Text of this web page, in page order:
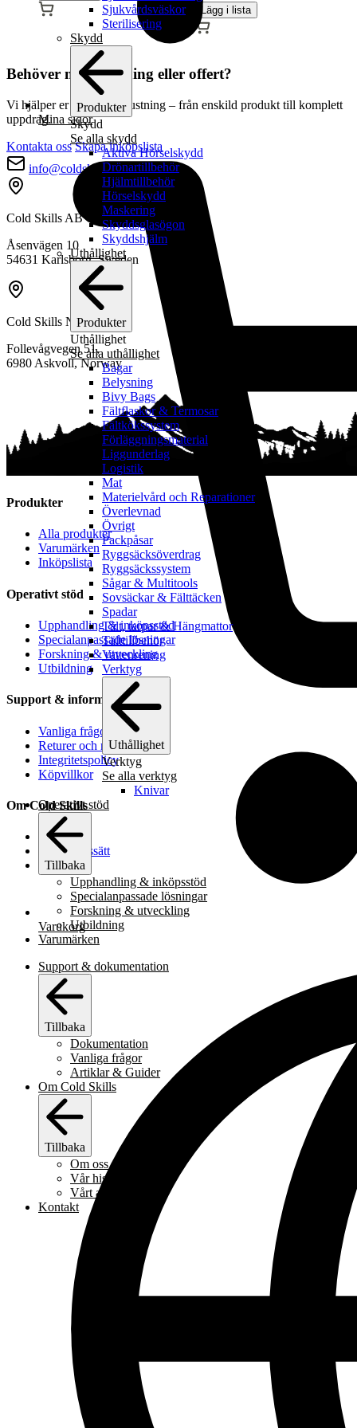
Sjukvårdsväskor
Sterilisering
Skydd
Produkter
Skydd
Se alla skydd
Aktiva Hörselskydd
Drönartillbehör
Hjälmtillbehör
Hörselskydd
Maskering
Skyddsglasögon
Skyddshjälm
Uthållighet
Produkter
Uthållighet
Se alla uthållighet
Bagar
Belysning
Bivy Bags
Fältflaskor & Termosar
Fältkökssystem
Förläggningsmaterial
Liggunderlag
Logistik
Mat
Materielvård och Reparationer
Överlevnad
Övrigt
Packpåsar
Ryggsäcksöverdrag
Ryggsäckssystem
Sågar & Multitools
Sovsäckar & Fälttäcken
Spadar
Tält, tarpar & Hängmattor
Tälttillbehör
Vattenrening
Verktyg
Uthållighet
Verktyg
Se alla verktyg
Knivar
Operativt stöd
Tillbaka
Upphandling & inköpsstöd
Specialanpassade lösningar
Forskning & utveckling
Utbildning
Varumärken
Support & dokumentation
Tillbaka
Dokumentation
Vanliga frågor
Artiklar & Guider
Om Cold Skills
Tillbaka
Om oss
Vår historia
Vårt arbetssätt
Kontakt
Mina sidor
Varukorg
Lägg i lista
Behöver ni rådgivning eller offert?
Vi hjälper er hitta rätt utrustning – från enskild produkt till komplett
uppdrag.
Kontakta oss Skapa inköpslista
info@coldskills.com
Cold Skills AB
Åsenvägen 10
54631 Karlsborg, Sweden
Cold Skills Norway AS
Follevågvegen 51,
6980 Askvoll, Norway
Produkter
Alla produkter
Varumärken
Inköpslista
Operativt stöd
Upphandling & inköpsstöd
Specialanpassade lösningar
Forskning & utveckling
Utbildning
Support & information
Vanliga frågor
Returer och reklamationer
Integritetspolicy
Köpvillkor
Om Cold Skills
Om oss
Vårt arbetssätt
Kontakt